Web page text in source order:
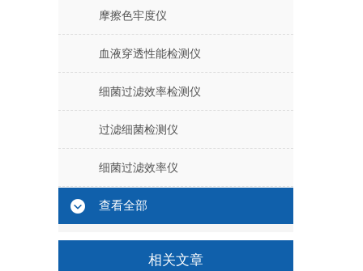
摩擦色牢度仪
血液穿透性能检测仪
细菌过滤效率检测仪
过滤细菌检测仪
细菌过滤效率仪
查看全部
相关文章